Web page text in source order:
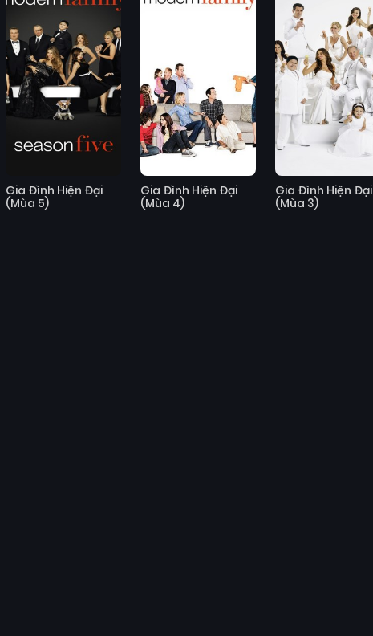
Gia Đình Hiện Đại
(Mùa 5)
Gia Đình Hiện Đại
(Mùa 4)
Gia Đình Hiện Đại
(Mùa 3)